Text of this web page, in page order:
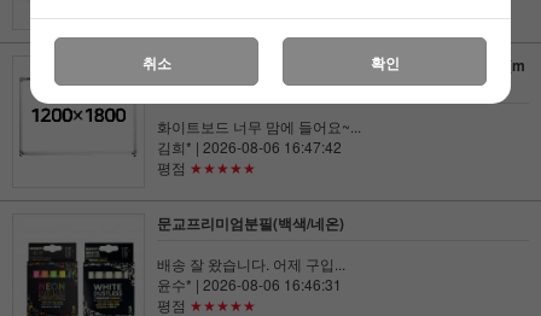
무광화이트시트칠판(AL새시틀/횡켈)1200(H)x1800(L)(m
m)
화이트보드 너무 맘에 들어요~...
김희* | 2026-08-06 16:47:42
평점 ★★★★★
문교프리미엄분필(백색/네온)
배송 잘 왔습니다. 어제 구입...
윤수* | 2026-08-06 16:46:31
평점 ★★★★★
취소 확인